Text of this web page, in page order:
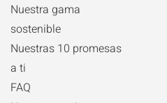
Nuestra gama
sostenible
Nuestras 10 promesas
a ti
FAQ